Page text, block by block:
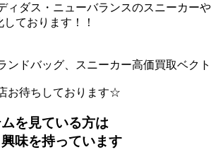
ィダス・ニューバランスのスニーカーや
ております！！
ンドバッグ、スニーカー高価買取ベク
お待ちしております☆
ムを見ている方は
味を持っています